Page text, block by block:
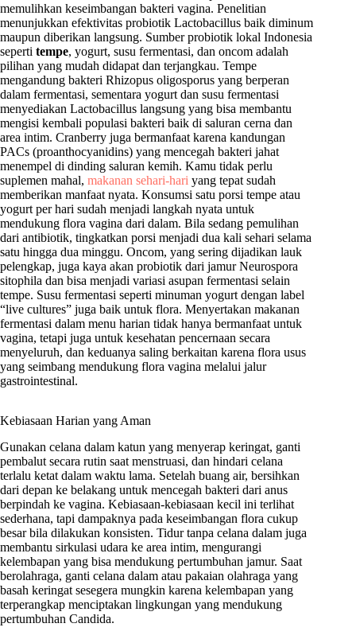
memulihkan keseimbangan bakteri vagina. Penelitian
menunjukkan efektivitas probiotik Lactobacillus baik diminum
maupun diberikan langsung. Sumber probiotik lokal Indonesia
seperti tempe, yogurt, susu fermentasi, dan oncom adalah
pilihan yang mudah didapat dan terjangkau. Tempe
mengandung bakteri Rhizopus oligosporus yang berperan
dalam fermentasi, sementara yogurt dan susu fermentasi
menyediakan Lactobacillus langsung yang bisa membantu
mengisi kembali populasi bakteri baik di saluran cerna dan
area intim. Cranberry juga bermanfaat karena kandungan
PACs (proanthocyanidins) yang mencegah bakteri jahat
menempel di dinding saluran kemih. Kamu tidak perlu
suplemen mahal, makanan sehari-hari yang tepat sudah
memberikan manfaat nyata. Konsumsi satu porsi tempe atau
yogurt per hari sudah menjadi langkah nyata untuk
mendukung flora vagina dari dalam. Bila sedang pemulihan
dari antibiotik, tingkatkan porsi menjadi dua kali sehari selama
satu hingga dua minggu. Oncom, yang sering dijadikan lauk
pelengkap, juga kaya akan probiotik dari jamur Neurospora
sitophila dan bisa menjadi variasi asupan fermentasi selain
tempe. Susu fermentasi seperti minuman yogurt dengan label
“live cultures” juga baik untuk flora. Menyertakan makanan
fermentasi dalam menu harian tidak hanya bermanfaat untuk
vagina, tetapi juga untuk kesehatan pencernaan secara
menyeluruh, dan keduanya saling berkaitan karena flora usus
yang seimbang mendukung flora vagina melalui jalur
gastrointestinal.
Kebiasaan Harian yang Aman
Gunakan celana dalam katun yang menyerap keringat, ganti
pembalut secara rutin saat menstruasi, dan hindari celana
terlalu ketat dalam waktu lama. Setelah buang air, bersihkan
dari depan ke belakang untuk mencegah bakteri dari anus
berpindah ke vagina. Kebiasaan-kebiasaan kecil ini terlihat
sederhana, tapi dampaknya pada keseimbangan flora cukup
besar bila dilakukan konsisten. Tidur tanpa celana dalam juga
membantu sirkulasi udara ke area intim, mengurangi
kelembapan yang bisa mendukung pertumbuhan jamur. Saat
berolahraga, ganti celana dalam atau pakaian olahraga yang
basah keringat sesegera mungkin karena kelembapan yang
terperangkap menciptakan lingkungan yang mendukung
pertumbuhan Candida.